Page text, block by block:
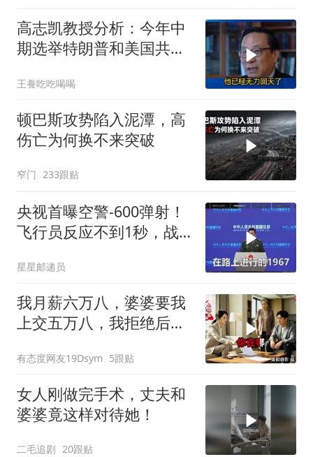
高志凯教授分析：今年中
期选举特朗普和美国共和
王飬吃吃喝喝
顿巴斯攻势陷入泥潭，高
伤亡为何换不来突破
窄门 233跟贴
央视首曝空警-600弹射！
飞行员反应不到1秒，战
星星邮递员
我月薪六万八，婆婆要我
上交五万八，我拒绝后她
离婚
有态度网友19Dsym 5跟贴
女人刚做完手术，丈夫和
婆婆竟这样对待她！
二毛追剧 20跟贴